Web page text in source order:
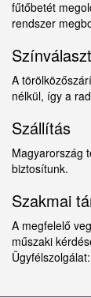
fűtőbetét
rendszer
A
nélkül, így a
Szállítás
Magyarország
biztosítunk.
Szakmai
A megfelelő
műszaki